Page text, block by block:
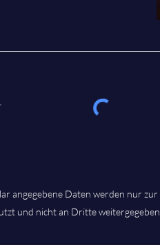
angegebene Daten werden nur zur
und nicht an Dritte weitergegeben.